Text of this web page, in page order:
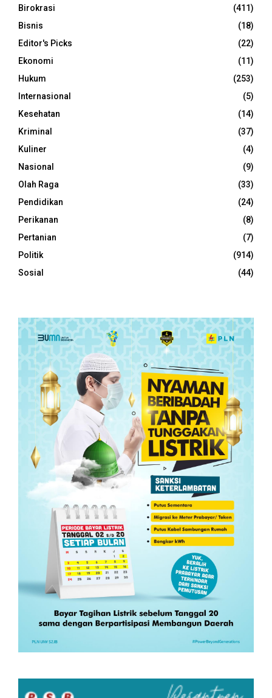
Birokrasi
(411)
Bisnis
(18)
Editor's Picks
(22)
Ekonomi
(11)
Hukum
(253)
Internasional
(5)
Kesehatan
(14)
Kriminal
(37)
Kuliner
(4)
Nasional
(9)
Olah Raga
(33)
Pendidikan
(24)
Perikanan
(8)
Pertanian
(7)
Politik
(914)
Sosial
(44)